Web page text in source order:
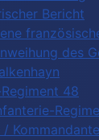
Bericht
des
48
/